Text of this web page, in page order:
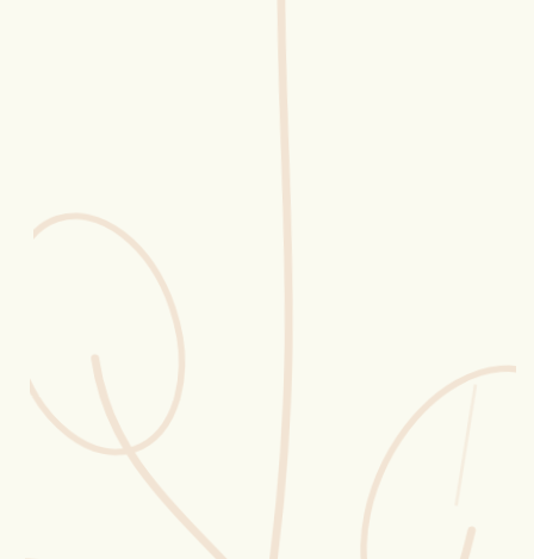
Blüten-Finder
Phänologie-Radar
Vogelstimmen
Gartenplaner
Düngeberater